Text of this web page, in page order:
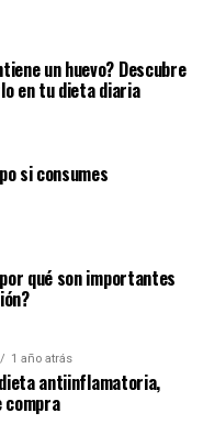
un huevo? Descubre
en tu dieta diaria
si consumes
qué son importantes
1 año atrás
antiinflamatoria,
compra